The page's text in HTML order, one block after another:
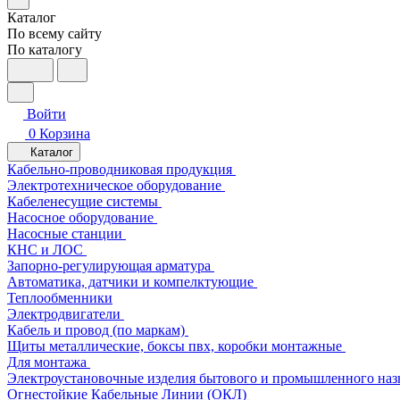
Каталог
По всему сайту
По каталогу
Войти
0 Корзина
Каталог
Кабельно-проводниковая продукция
Электротехническое оборудование
Кабеленесущие системы
Насосное оборудование
Насосные станции
КНС и ЛОС
Запорно-регулирующая арматура
Автоматика, датчики и компелктующие
Теплообменники
Электродвигатели
Кабель и провод (по маркам)
Щиты металлические, боксы пвх, коробки монтажные
Для монтажа
Электроустановочные изделия бытового и промышленного
Огнестойкие Кабельные Линии (ОКЛ)